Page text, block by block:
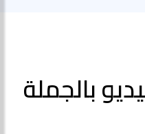
بالجملة